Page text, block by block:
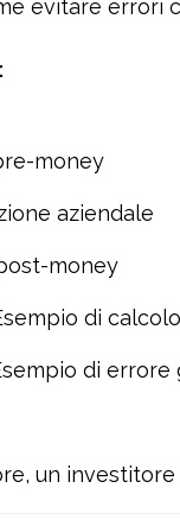
evitare errori
money
aziendale
money
di calcolo
di errore
un